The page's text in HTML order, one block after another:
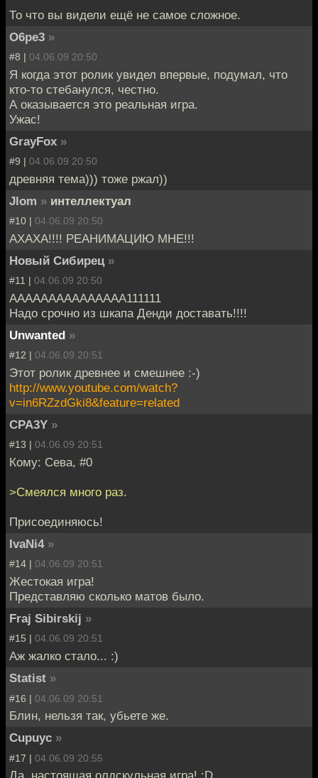
То что вы видели ещё не самое сложное.
O6pe3 »
#8 | 04.06.09 20:50
Я когда этот ролик увидел впервые, подумал, что
кто-то стебанулся, честно.
А оказывается это реальная игра.
Ужас!
GrayFox »
#9 | 04.06.09 20:50
древняя тема))) тоже ржал))
Jlom » интеллектуал
#10 | 04.06.09 20:50
АХАХА!!!! РЕАНИМАЦИЮ МНЕ!!!
Новый Сибирец »
#11 | 04.06.09 20:50
ААААААААААААААА111111
Надо срочно из шкапа Денди доставать!!!!
Unwanted »
#12 | 04.06.09 20:51
Этот ролик древнее и смешнее :-)
http://www.youtube.com/watch?
v=in6RZzdGki8&feature=related
CPA3Y »
#13 | 04.06.09 20:51
Кому: Сева, #0
>Смеялся много раз.
Присоединяюсь!
IvaNi4 »
#14 | 04.06.09 20:51
Жестокая игра!
Представляю сколько матов было.
Fraj Sibirskij »
#15 | 04.06.09 20:51
Аж жалко стало... :)
Statist »
#16 | 04.06.09 20:51
Блин, нельзя так, убьете же.
Cupuyc »
#17 | 04.06.09 20:55